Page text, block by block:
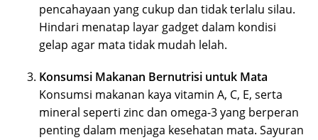
pencahayaan yang cukup dan tidak terlalu silau.
Hindari menatap layar gadget dalam kondisi
gelap agar mata tidak mudah lelah.
Konsumsi Makanan Bernutrisi untuk Mata
Konsumsi makanan kaya vitamin A, C, E, serta
mineral seperti zinc dan omega-3 yang berperan
penting dalam menjaga kesehatan mata. Sayuran